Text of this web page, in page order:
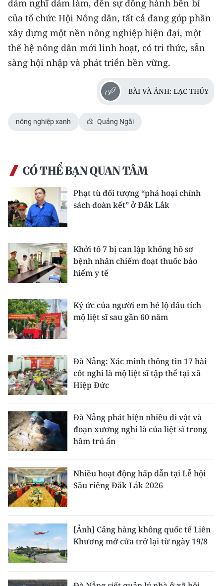
dám nghĩ dám làm, đến sự đồng hành bền bỉ
của tổ chức Hội Nông dân, tất cả đang góp phần
xây dựng một nền nông nghiệp hiện đại, một
thế hệ nông dân mới linh hoạt, có tri thức, sẵn
sàng hội nhập và phát triển bền vững.
BÀI VÀ ẢNH: LẠC THỦY
nông nghiệp xanh Quảng Ngãi
CÓ THỂ BẠN QUAN TÂM
Phạt tù đối tượng “phá hoại chính
sách đoàn kết” ở Đắk Lắk
Khởi tố 7 bị can lập khống hồ sơ
bệnh nhân chiếm đoạt thuốc bảo
hiểm y tế
Ký ức của người em hé lộ dấu tích
mộ liệt sĩ sau gần 60 năm
Đà Nẵng: Xác minh thông tin 17 hài
cốt nghi là mộ liệt sĩ tập thể tại xã
Hiệp Đức
Đà Nẵng phát hiện nhiều di vật và
đoạn xương nghi là của liệt sĩ trong
hầm trú ẩn
Nhiều hoạt động hấp dẫn tại Lễ hội
Sầu riêng Đắk Lắk 2026
[Ảnh] Cảng hàng không quốc tế Liên
Khương mở cửa trở lại từ ngày 19/8